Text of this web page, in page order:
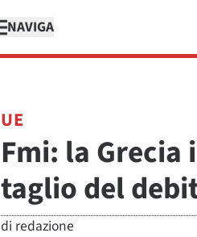
NAVIGA
UE
Fmi: la Grecia
taglio del
di redazione